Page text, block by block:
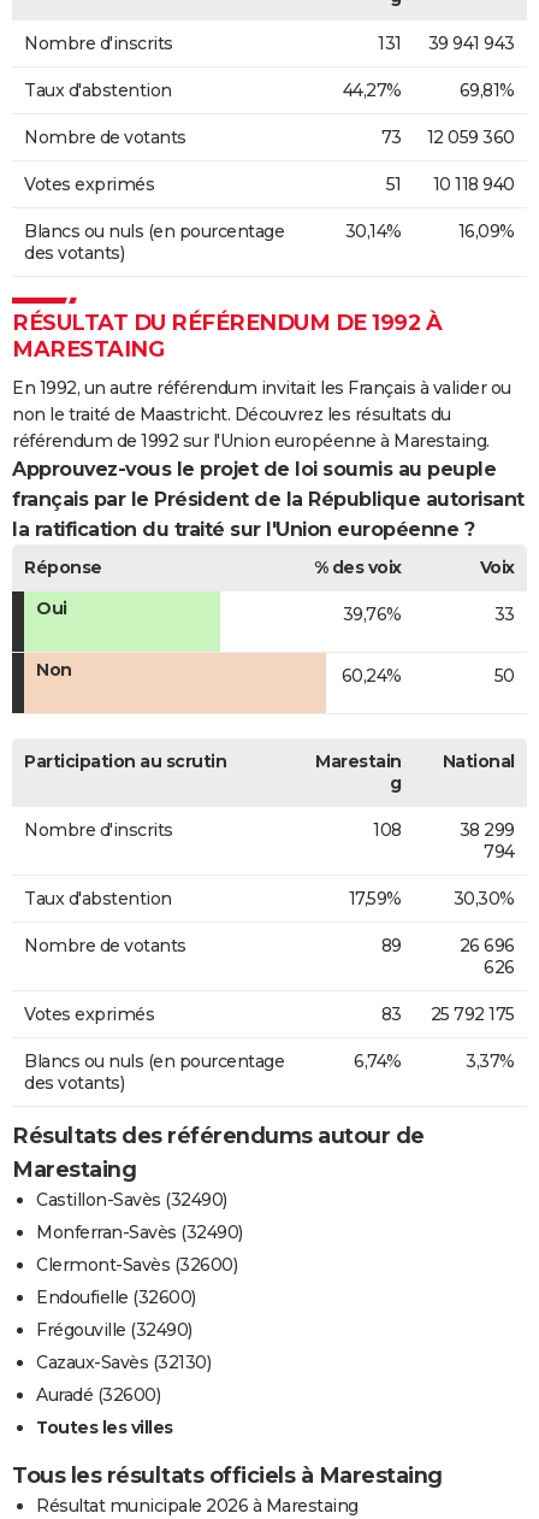
Nombre d'inscrits 131 39 941 943
Taux d'abstention 44,27% 69,81%
Nombre de votants 73 12 059 360
Votes exprimés 51 10 118 940
Blancs ou nuls (en pourcentage
des votants)
30,14% 16,09%
RÉSULTAT DU RÉFÉRENDUM DE 1992 À
MARESTAING
En 1992, un autre référendum invitait les Français à valider ou
non le traité de Maastricht. Découvrez les résultats du
référendum de 1992 sur l'Union européenne à Marestaing.
Approuvez-vous le projet de loi soumis au peuple
français par le Président de la République autorisant
la ratification du traité sur l'Union européenne ?
Réponse % des voix
Voix
Oui
39,76% 33
Non 60,24% 50
Participation au scrutin
Marestain
g
National
Nombre d'inscrits 108
38 299
794
Taux d'abstention 17,59% 30,30%
Nombre de votants 89
26 696
626
Votes exprimés 83 25 792 175
Blancs ou nuls (en pourcentage
des votants)
6,74% 3,37%
Résultats des référendums autour de
Marestaing
Castillon-Savès (32490)
Monferran-Savès (32490)
Clermont-Savès (32600)
Endoufielle (32600)
Frégouville (32490)
Cazaux-Savès (32130)
Auradé (32600)
Toutes les villes
Tous les résultats officiels à Marestaing
Résultat municipale 2026 à Marestaing